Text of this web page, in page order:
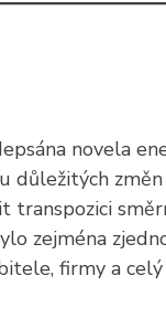
novela
důležitých
zejména
firmy a